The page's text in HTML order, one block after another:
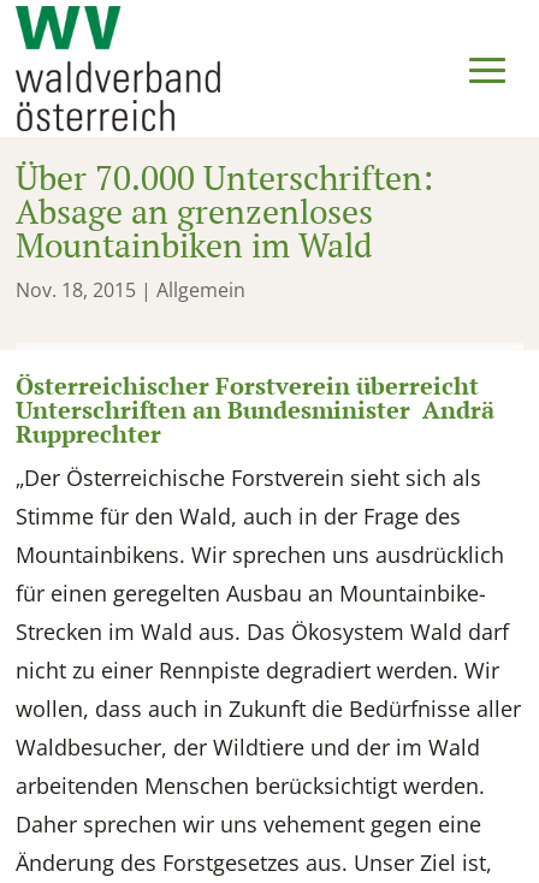
Über 70.000 Unterschriften:
Absage an grenzenloses
Mountainbiken im Wald
Nov. 18, 2015 | Allgemein
Österreichischer Forstverein überreicht
Unterschriften an Bundesminister Andrä
Rupprechter
„Der Österreichische Forstverein sieht sich als
Stimme für den Wald, auch in der Frage des
Mountainbikens. Wir sprechen uns ausdrücklich
für einen geregelten Ausbau an Mountainbike-
Strecken im Wald aus. Das Ökosystem Wald darf
nicht zu einer Rennpiste degradiert werden. Wir
wollen, dass auch in Zukunft die Bedürfnisse aller
Waldbesucher, der Wildtiere und der im Wald
arbeitenden Menschen berücksichtigt werden.
Daher sprechen wir uns vehement gegen eine
Änderung des Forstgesetzes aus. Unser Ziel ist,